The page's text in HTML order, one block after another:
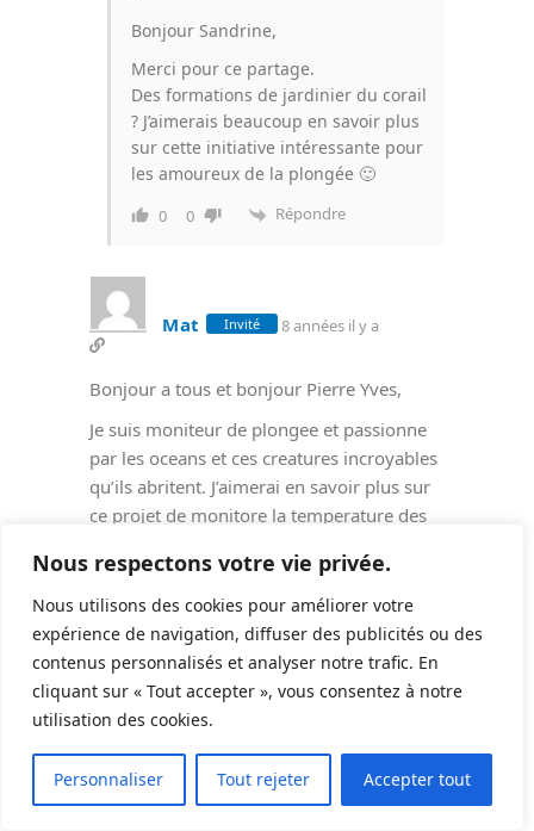
Nous respectons votre vie privée.
Nous utilisons des cookies pour améliorer votre
expérience de navigation, diffuser des publicités ou des
contenus personnalisés et analyser notre trafic. En
cliquant sur « Tout accepter », vous consentez à notre
utilisation des cookies.
Personnaliser Tout rejeter Accepter tout
Bonjour Sandrine,
Merci pour ce partage.
Des formations de jardinier du corail
? J’aimerais beaucoup en savoir plus
sur cette initiative intéressante pour
les amoureux de la plongée 🙂
0 0 Répondre
Mat Invité 8 années il y a
Bonjour a tous et bonjour Pierre Yves,
Je suis moniteur de plongee et passionne
par les oceans et ces creatures incroyables
qu’ils abritent. J’aimerai en savoir plus sur
ce projet de monitore la temperature des
Je suis la plupart de l’annee en thailande et
pourrai organise sur une partie de la mer
d’andaman des releves de la temperature
sur les sites que nous frequentons.
Si vous voulez plus de details sur moi et ce
que je pourrai apporter envoyez moi un
Bonne bulles a tous.